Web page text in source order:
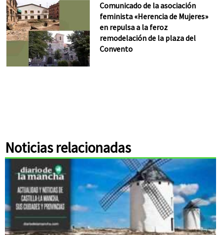
Comunicado de la asociación
feminista «Herencia de Mujeres»
en repulsa a la feroz
remodelación de la plaza del
Convento
Noticias relacionadas